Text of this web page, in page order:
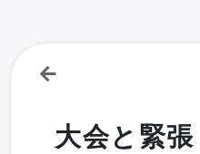
大会と緊張